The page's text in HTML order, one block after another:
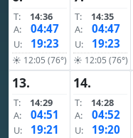
T:
14:36
A:
04:47
U: 19:23
☀ 12:05 (76°)
T:
14:35
A:
04:47
U: 19:23
☀ 12:05 (76°)
13.
T:
14:29
A:
04:51
U: 19:21
14.
T:
14:28
A:
04:52
U: 19:20